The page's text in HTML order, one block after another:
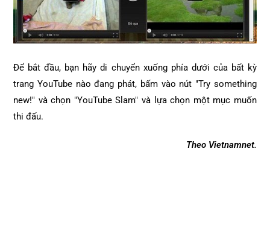
Để bắt đầu, bạn hãy di chuyển xuống phía dưới của bất kỳ
trang YouTube nào đang phát, bấm vào nút "Try something
new!" và chọn "YouTube Slam" và lựa chọn một mục muốn
thi đấu.
Theo Vietnamnet.